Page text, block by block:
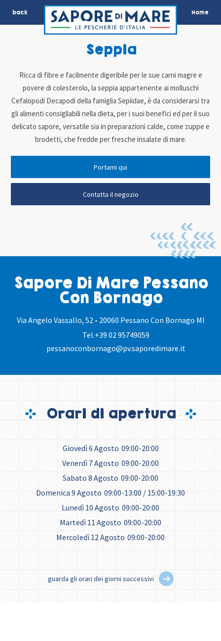
back Home
Sapore Di Mare Pessano
Con Bornago
Via Angelo Vassallo, 52 - 20060 Pessano Con Bornago MI
Tel.+39 02 95749059
pessanoconbornago@pv.saporedimare.it
Seppia
Ricca di fibre e facilmente digeribile per le sue carni magre e
povere di colesterolo, la seppia appartenente ai molluschi
Cefalopodi Decapodi della famiglia Sepiidae, è da considerarsi tra
gli alimenti consigliabili nella dieta, per i suoi benefici ed per il suo
delicato sapore, versatile sia in preparazioni calde, come zuppe e
brodetti, che fredde per fresche insalate di mare.
Portami qui
Contatta il negozio
Orari di apertura
Giovedì 6 Agosto 09:00-20:00
Venerdì 7 Agosto 09:00-20:00
Sabato 8 Agosto 09:00-20:00
Domenica 9 Agosto 09:00-13:00 / 15:00-19:30
Lunedì 10 Agosto 09:00-20:00
Martedì 11 Agosto 09:00-20:00
Mercoledì 12 Agosto 09:00-20:00
guarda gli orari dei giorni successivi